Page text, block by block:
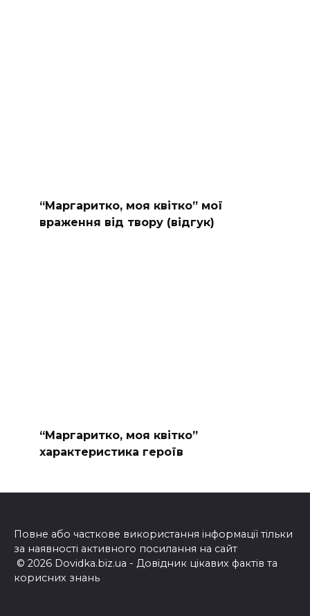
“Маргаритко, моя квітко” мої
враження від твору (відгук)
“Маргаритко, моя квітко”
характеристика героїв
Повне або часткове використання інформації тільки
за наявності активного посилання на сайт
© 2026 Dovidka.biz.ua - Довідник цікавих фактів та
корисних знань